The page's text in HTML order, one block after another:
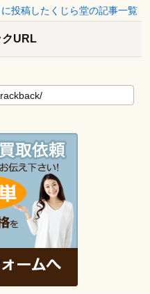
投稿したくじら堂の記事一覧
クURL